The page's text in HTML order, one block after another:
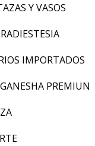
Y VASOS
IMPORTADOS
PREMIUN